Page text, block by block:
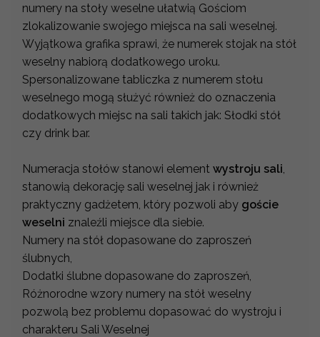
numery na stoły weselne ułatwią Gościom
zlokalizowanie swojego miejsca na sali weselnej.
Wyjątkowa grafika sprawi, że numerek stojak na stół
weselny nabiorą dodatkowego uroku.
Spersonalizowane tabliczka z numerem stołu
weselnego mogą służyć również do oznaczenia
dodatkowych miejsc na sali takich jak: Słodki stół
czy drink bar.
Numeracja stołów stanowi element wystroju sali
stanowią dekorację sali weselnej jak i również
praktyczny gadżetem, który pozwoli aby goście
weselni znaleźli miejsce dla siebie.
Numery na stół dopasowane do zaproszeń
ślubnych,
Dodatki ślubne dopasowane do zaproszeń,
Różnorodne wzory numery na stół weselny
pozwolą bez problemu dopasować do wystroju i
charakteru Sali Weselnej